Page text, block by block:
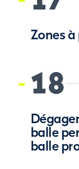
Zones
18
balle
balle